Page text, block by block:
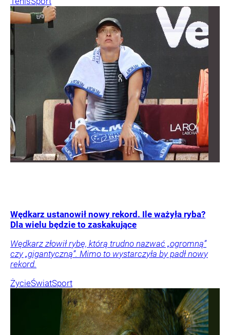
Wędkarz ustanowił nowy rekord. Ile ważyła ryba?
Dla wielu będzie to zaskakujące
Wędkarz złowił rybę, którą trudno nazwać „ogromną”
czy „gigantyczną”. Mimo to wystarczyła by padł nowy
rekord.
ŻycieŚwiatSport